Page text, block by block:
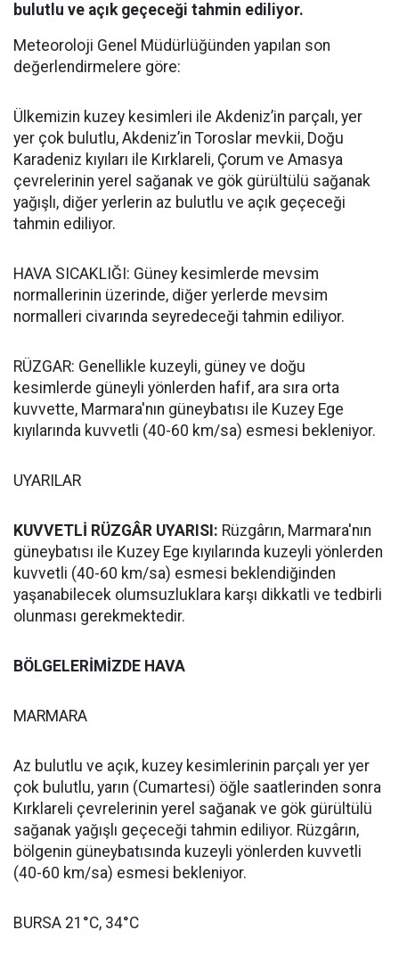
bulutlu ve açık geçeceği tahmin ediliyor.
Meteoroloji Genel Müdürlüğünden yapılan son
değerlendirmelere göre:
Ülkemizin kuzey kesimleri ile Akdeniz’in parçalı, yer
yer çok bulutlu, Akdeniz’in Toroslar mevkii, Doğu
Karadeniz kıyıları ile Kırklareli, Çorum ve Amasya
çevrelerinin yerel sağanak ve gök gürültülü sağanak
yağışlı, diğer yerlerin az bulutlu ve açık geçeceği
tahmin ediliyor.
HAVA SICAKLIĞI: Güney kesimlerde mevsim
normallerinin üzerinde, diğer yerlerde mevsim
normalleri civarında seyredeceği tahmin ediliyor.
RÜZGAR: Genellikle kuzeyli, güney ve doğu
kesimlerde güneyli yönlerden hafif, ara sıra orta
kuvvette, Marmara'nın güneybatısı ile Kuzey Ege
kıyılarında kuvvetli (40-60 km/sa) esmesi bekleniyor.
UYARILAR
KUVVETLİ RÜZGÂR UYARISI: Rüzgârın, Marmara'nın
güneybatısı ile Kuzey Ege kıyılarında kuzeyli yönlerden
kuvvetli (40-60 km/sa) esmesi beklendiğinden
yaşanabilecek olumsuzluklara karşı dikkatli ve tedbirli
olunması gerekmektedir.
BÖLGELERİMİZDE HAVA
MARMARA
Az bulutlu ve açık, kuzey kesimlerinin parçalı yer yer
çok bulutlu, yarın (Cumartesi) öğle saatlerinden sonra
Kırklareli çevrelerinin yerel sağanak ve gök gürültülü
sağanak yağışlı geçeceği tahmin ediliyor. Rüzgârın,
bölgenin güneybatısında kuzeyli yönlerden kuvvetli
(40-60 km/sa) esmesi bekleniyor.
BURSA 21°C, 34°C